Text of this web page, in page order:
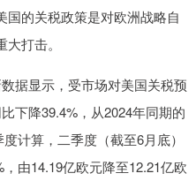
的关税政策是对欧洲战略自
打击。
据显示，受市场对美国关税预
下降39.4%，从2024年同期的
计算，二季度（截至6月底）
由14.19亿欧元降至12.21亿欧